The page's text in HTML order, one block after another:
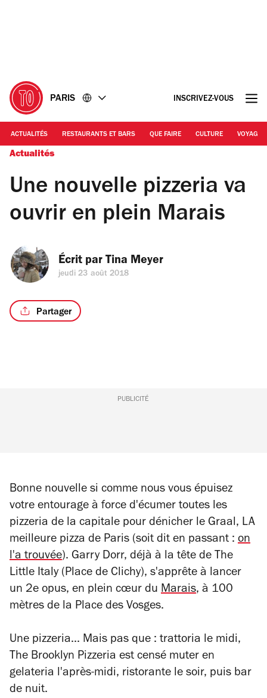
PARIS INSCRIVEZ-VOUS
ACTUALITÉS RESTAURANTS ET BARS QUE FAIRE CULTURE VOYAGE
Actualités
Une nouvelle pizzeria va
ouvrir en plein Marais
Écrit par Tina Meyer
jeudi 23 août 2018
Partager
PUBLICITÉ
Bonne nouvelle si comme nous vous épuisez
votre entourage à force d'écumer toutes les
pizzeria de la capitale pour dénicher le Graal, LA
meilleure pizza de Paris (soit dit en passant : on
l'a trouvée). Garry Dorr, déjà à la tête de The
Little Italy (Place de Clichy), s'apprête à lancer
un 2e opus, en plein cœur du Marais, à 100
mètres de la Place des Vosges.
Une pizzeria... Mais pas que : trattoria le midi,
The Brooklyn Pizzeria est censé muter en
gelateria l'après-midi, ristorante le soir, puis bar
de nuit.